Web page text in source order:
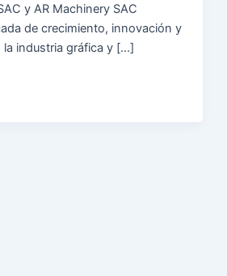
y AR Machinery SAC
de crecimiento, innovación y
industria gráfica y […]